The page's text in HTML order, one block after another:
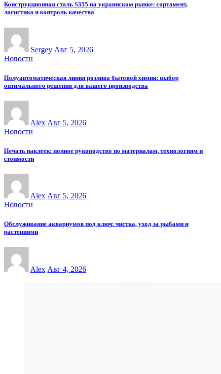
Конструкционная сталь S355 на украинском рынке: сортамент,
логистика и контроль качества
Sergey Авг 5, 2026
Новости
Полуавтоматическая линия розлива бытовой химии: выбор
оптимального решения для вашего производства
Alex Авг 5, 2026
Новости
Печать наклеек: полное руководство по материалам, технологиям и
стоимости
Alex Авг 5, 2026
Новости
Обслуживание аквариумов под ключ: чистка, уход за рыбами и
растениями
Alex Авг 4, 2026